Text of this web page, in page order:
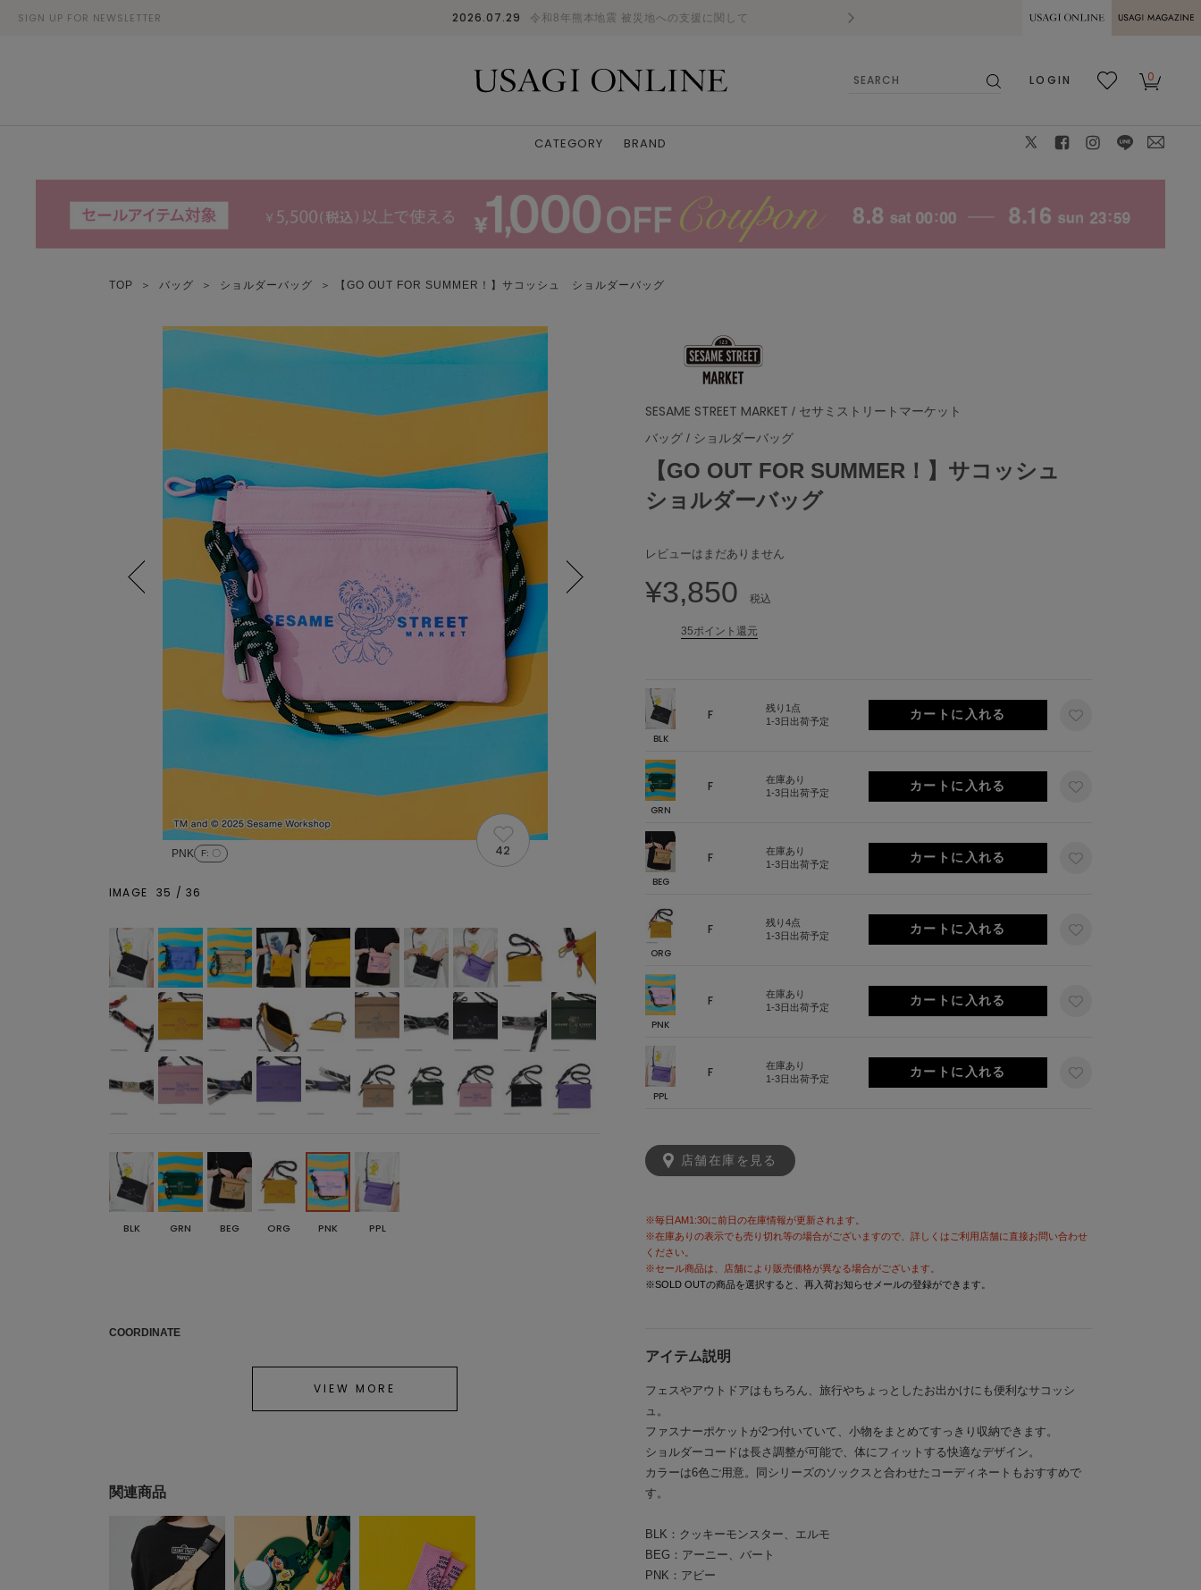
SIGN UP FOR NEWSLETTER 2026.07.29 令和8年熊本地震 被災地への支援に関して 熊本県熊本地方を震源とする地震の影響に
MAGAZINE
LOGIN
0
CATEGORY BRAND
TOP ＞ バッグ ＞ ショルダーバッグ ＞ 【GO OUT FOR SUMMER！】サコッシュ ショルダーバッグ
SESAME STREET MARKET / セサミストリートマーケット
バッグ / ショルダーバッグ
【GO OUT FOR SUMMER！】サコッシュ
ショルダーバッグ
レビューはまだありません
¥3,850 税込
35ポイント還元
BLK
F
残り1点
1-3日出荷予定
GRN
F
在庫あり
1-3日出荷予定
BEG
F
在庫あり
1-3日出荷予定
ORG
F
残り4点
1-3日出荷予定
PNK
F
在庫あり
1-3日出荷予定
PPL
F
在庫あり
1-3日出荷予定
店舗在庫を見る
※毎日AM1:30に前日の在庫情報が更新されます。
※在庫ありの表示でも売り切れ等の場合がございますので、詳しくはご利用店舗に直接お問い合わせ
ください。
※セール商品は、店舗により販売価格が異なる場合がございます。
※SOLD OUTの商品を選択すると、再入荷お知らせメールの登録ができます。
アイテム説明
フェスやアウトドアはもちろん、旅行やちょっとしたお出かけにも便利なサコッシ
ュ。
ファスナーポケットが2つ付いていて、小物をまとめてすっきり収納できます。
ショルダーコードは長さ調整が可能で、体にフィットする快適なデザイン。
カラーは6色ご用意。同シリーズのソックスと合わせたコーディネートもおすすめで
す。
BLK：クッキーモンスター、エルモ
BEG：アーニー、バート
PNK：アビー
PNK F: 〇 42
IMAGE 35 /36
BLK GRN BEG ORG PNK PPL
COORDINATE
VIEW MORE
関連商品